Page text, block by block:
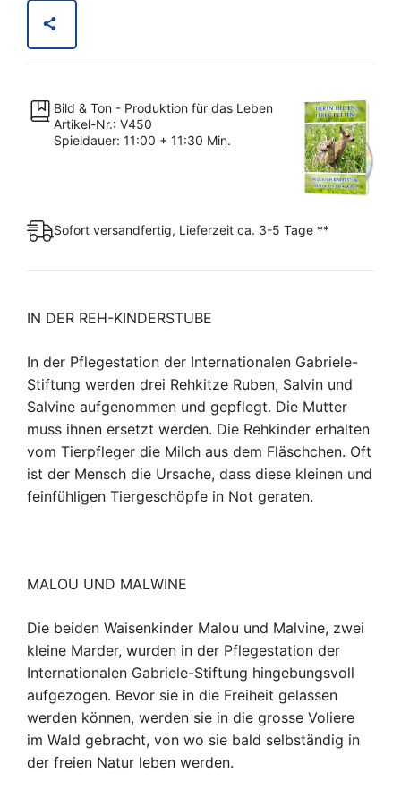
der
Kinderstube,
Malou
Bild & Ton - Produktion für das Leben
Artikel-Nr.: V450
Spieldauer: 11:00 + 11:30 Min.
Sofort versandfertig, Lieferzeit ca. 3-5 Tage **
IN DER REH-KINDERSTUBE
In der Pflegestation der Internationalen Gabriele-
Stiftung werden drei Rehkitze Ruben, Salvin und
Salvine aufgenommen und gepflegt. Die Mutter
muss ihnen ersetzt werden. Die Rehkinder erhalten
vom Tierpfleger die Milch aus dem Fläschchen. Oft
ist der Mensch die Ursache, dass diese kleinen und
feinfühligen Tiergeschöpfe in Not geraten.
MALOU UND MALWINE
Die beiden Waisenkinder Malou und Malvine, zwei
kleine Marder, wurden in der Pflegestation der
Internationalen Gabriele-Stiftung hingebungsvoll
aufgezogen. Bevor sie in die Freiheit gelassen
werden können, werden sie in die grosse Voliere
im Wald gebracht, von wo sie bald selbständig in
der freien Natur leben werden.